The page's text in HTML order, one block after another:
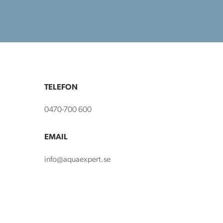
TELEFON
0470-700 600
EMAIL
info@aquaexpert.se